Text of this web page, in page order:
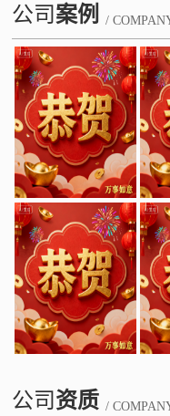
公司案例 /
公司 资质 /